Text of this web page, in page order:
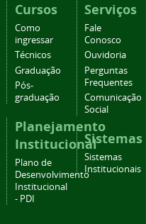
Cursos
Como
ingressar
Técnicos
Graduação
Pós-
graduação
Planejamento
Institucional
Plano de
Desenvolvimento
Institucional
- PDI
Serviços
Fale
Conosco
Ouvidoria
Perguntas
Frequentes
Comunicação
Social
Sistemas
Sistemas
Institucionais